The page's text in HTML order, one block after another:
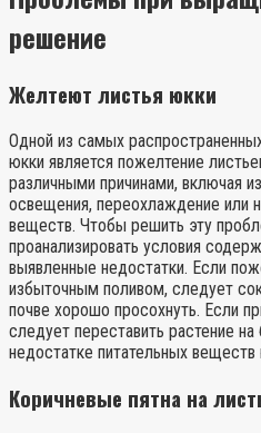
решение
Желтеют листья юкки
Одной из самых
юкки является пожелтение
различными причинами, включая
освещения, переохлаждение или
веществ. Чтобы решить эту
проанализировать условия
выявленные недостатки. Если
избыточным поливом, следует
почве хорошо просохнуть. Если
следует переставить растение
недостатке питательных
Коричневые пятна на